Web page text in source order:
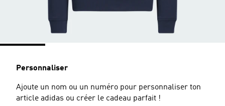
Personnaliser
Ajoute un nom ou un numéro pour personnaliser ton
article adidas ou créer le cadeau parfait !